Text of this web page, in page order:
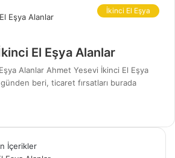
İkinci El Eşya
El Eşya Alanlar
Alanlar Ahmet Yesevi İkinci El Eşya
beri, ticaret fırsatları burada
İçerikler